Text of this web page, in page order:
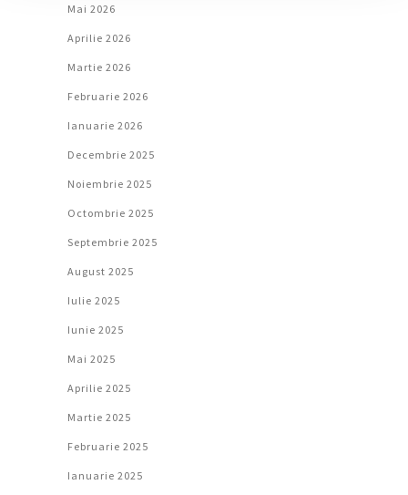
Mai 2026
Aprilie 2026
Martie 2026
Februarie 2026
Ianuarie 2026
Decembrie 2025
Noiembrie 2025
Octombrie 2025
Septembrie 2025
August 2025
Iulie 2025
Iunie 2025
Mai 2025
Aprilie 2025
Martie 2025
Februarie 2025
Ianuarie 2025